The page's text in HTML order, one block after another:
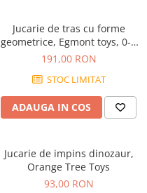
Jucarie de tras cu forme
geometrice, Egmont toys, 0-1
ani +
191,00 RON
STOC LIMITAT
ADAUGA IN COS
Jucarie de impins dinozaur,
Orange Tree Toys
93,00 RON